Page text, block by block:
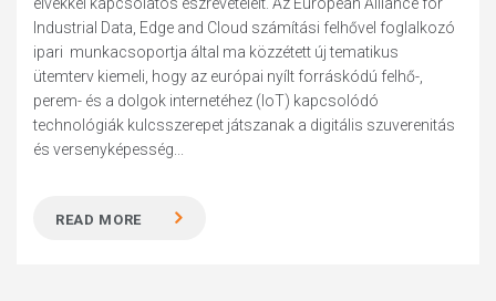
Industrial Data, Edge and Cloud számítási felhővel foglalkozó
ipari munkacsoportja által ma közzétett új tematikus
ütemterv kiemeli, hogy az európai nyílt forráskódú felhő-,
perem- és a dolgok internetéhez (IoT) kapcsolódó
technológiák kulcsszerepet játszanak a digitális szuverenitás
és versenyképesség...
READ MORE